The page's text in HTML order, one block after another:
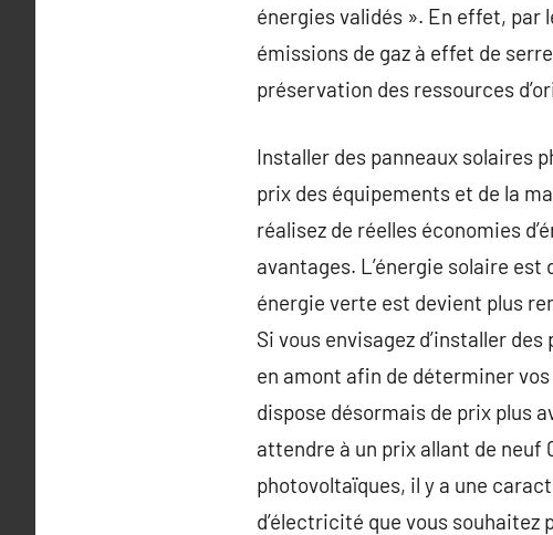
énergies validés ». En effet,
émissions de gaz à effet de
préservation des ressources
Installer des panneaux solaires
prix des équipements et de la
réalisez de réelles économies
avantages. L’énergie solaire
énergie verte est devient plus
Si vous envisagez d’installer
en amont afin de déterminer
dispose désormais de prix plus
attendre à un prix allant de neuf
photovoltaïques, il y a une
d’électricité que vous souhaitez